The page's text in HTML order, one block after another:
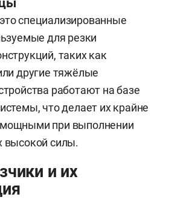
специализированные
для резки
таких как
другие тяжёлые
работают на базе
что делает их крайне
при выполнении
высокой силы.
и их